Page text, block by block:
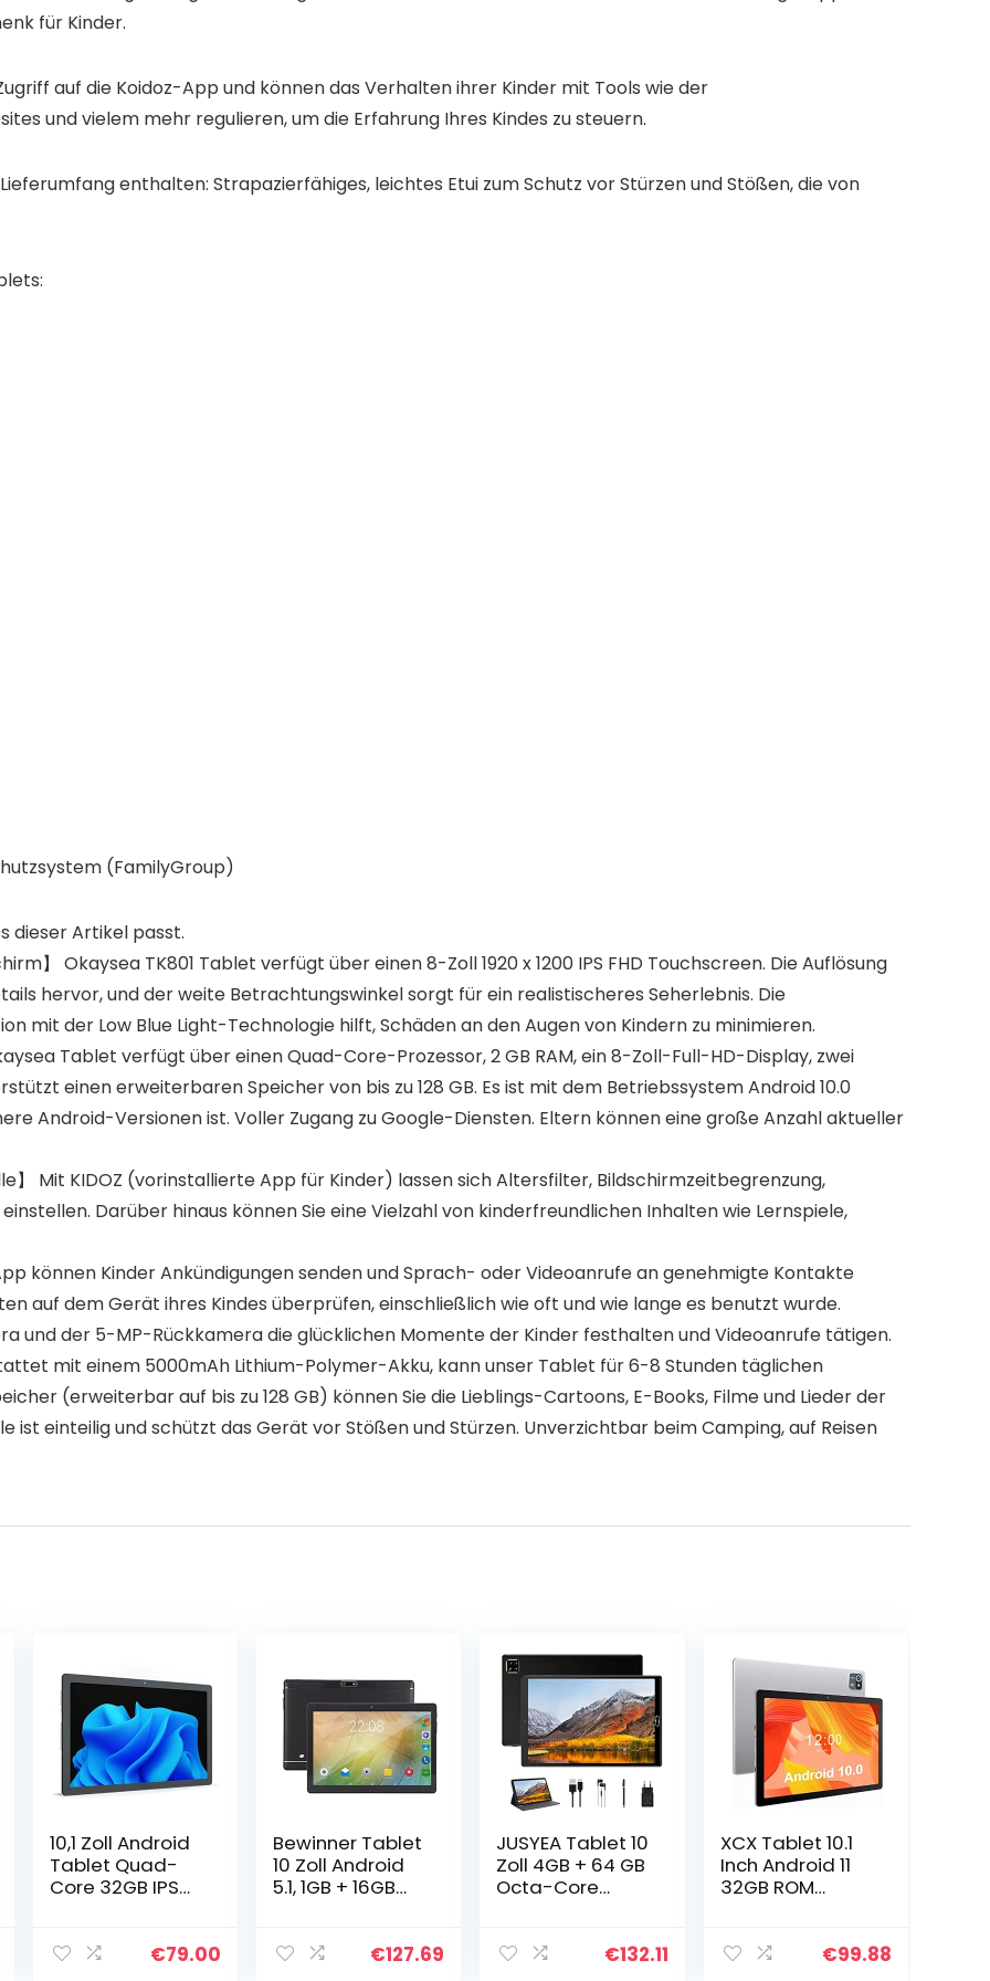
für Kinder.
auf die Koidoz-App und können das Verhalten ihrer Kinder mit Tools wie der
und vielem mehr regulieren, um die Erfahrung Ihres Kindes zu steuern.
enthalten: Strapazierfähiges, leichtes Etui zum Schutz vor Stürzen und Stößen, die von
(FamilyGroup)
dieser Artikel passt.
】 Okaysea TK801 Tablet verfügt über einen 8-Zoll 1920 x 1200 IPS FHD Touchscreen. Die Auflösung
hervor, und der weite Betrachtungswinkel sorgt für ein realistischeres Seherlebnis. Die
mit der Low Blue Light-Technologie hilft, Schäden an den Augen von Kindern zu minimieren.
Tablet verfügt über einen Quad-Core-Prozessor, 2 GB RAM, ein 8-Zoll-Full-HD-Display, zwei
einen erweiterbaren Speicher von bis zu 128 GB. Es ist mit dem Betriebssystem Android 10.0
Android-Versionen ist. Voller Zugang zu Google-Diensten. Eltern können eine große Anzahl aktueller
Mit KIDOZ (vorinstallierte App für Kinder) lassen sich Altersfilter, Bildschirmzeitbegrenzung,
Darüber hinaus können Sie eine Vielzahl von kinderfreundlichen Inhalten wie Lernspiele,
können Kinder Ankündigungen senden und Sprach- oder Videoanrufe an genehmigte Kontakte
auf dem Gerät ihres Kindes überprüfen, einschließlich wie oft und wie lange es benutzt wurde.
und der 5-MP-Rückkamera die glücklichen Momente der Kinder festhalten und Videoanrufe tätigen.
mit einem 5000mAh Lithium-Polymer-Akku, kann unser Tablet für 6-8 Stunden täglichen
(erweiterbar auf bis zu 128 GB) können Sie die Lieblings-Cartoons, E-Books, Filme und Lieder der
ist einteilig und schützt das Gerät vor Stößen und Stürzen. Unverzichtbar beim Camping, auf Reisen
10,1 Zoll Android
Tablet Quad-
Core 32GB IPS
(Silber)
€79.00
Bewinner Tablet
10 Zoll Android
5.1, 1GB + 16GB
1960×1080 IPS
€127.69
JUSYEA Tablet 10
Zoll 4GB + 64 GB
Octa-Core
Bluetooth, SD/TF
€132.11
XCX Tablet 10.1
Inch Android 11
32GB ROM
Core IPS HD€99.88